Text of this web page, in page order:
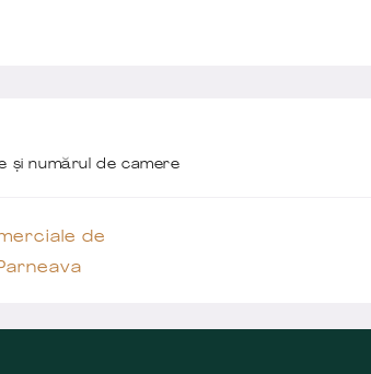
și numărul de camere
de